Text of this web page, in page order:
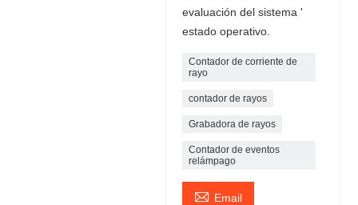
evaluación del sistema '
estado operativo.
Contador de corriente de
rayo
contador de rayos
Grabadora de rayos
Contador de eventos
relámpago
 Email